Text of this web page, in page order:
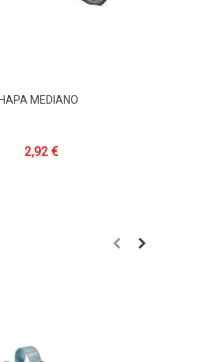
Al Carrito
MEDIANO
2,92 €